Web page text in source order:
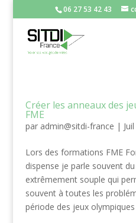
06 27 53 42 43
Créer les anneaux des
FME
par admin@sitdi-france |
Lors des formations FME
dispense je parle souvent
extrêmement souple qui
souvent à toutes les
période des jeux olympiques